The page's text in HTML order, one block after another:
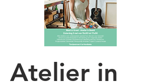
Atelier in